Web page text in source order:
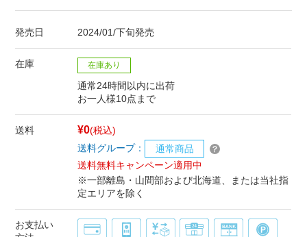
発売日 2024/01/下旬発売
在庫 在庫あり
通常24時間以内に出荷
お一人様10点まで
送料 ¥0(税込)
送料グループ：
通常商品
送料無料キャンペーン適用中
※一部離島・山間部および北海道、または当社指
定エリアを除く
お支払い